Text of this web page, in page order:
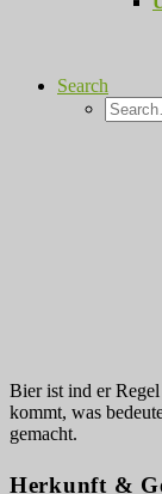
Search
Bier ist ind er
kommt, was
gemacht.
Herkunft &